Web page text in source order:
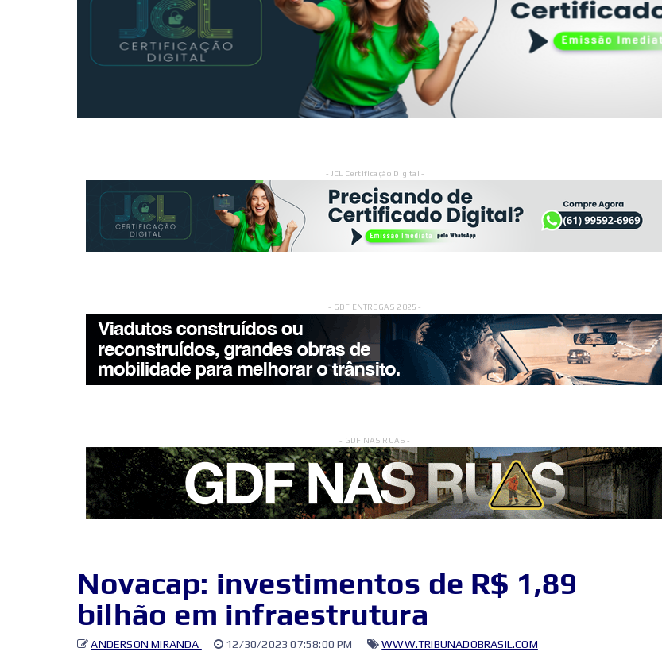
- JCL Certificação Digital -
- GDF ENTREGAS 2025 -
- GDF NAS RUAS -
Novacap: investimentos de R$ 1,89
bilhão em infraestrutura
ANDERSON MIRANDA 12/30/2023 07:58:00 PM WWW.TRIBUNADOBRASIL.COM